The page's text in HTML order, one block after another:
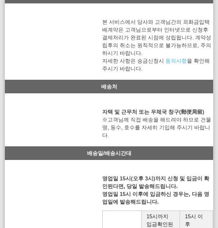
본 서비스에서 당사와 고객님간의 외화금입택
배계약은 고객님으로부터 인터넷으로 신청후
결제처리가 완료된 시점에 성립됩니다. 계약성
립후의 취소는 원칙적으로 불가능하므로, 주의
하시기 바랍니다.
자세한 사항은 송금신청시 동의사항을 확인해
주시기 바랍니다.
배송처
자택 및 근무처 또는 우체국 창구(郵便局留)
※고객님께 직접 배송을 해드려야 하므로 건물
명, 동수, 호수를 자세히 기입해 주시기 바랍니
다.
배송일/배송시간대
영업일 15시(오후 3시)까지 신청 및 입금이 확
인된다면, 당일 발송해드립니다.
영업일 15시 이후에 입금하신 경우는, 다음 영
업일에 발송해드립니다.
15시까지
입금확인된
15시 이
후